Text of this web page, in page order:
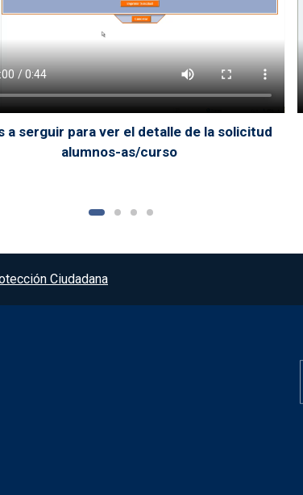
a serguir para ver el detalle de la solicitud
alumnos-as/curso
Ciudadana